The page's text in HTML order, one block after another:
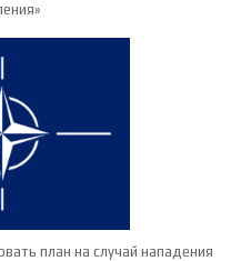
план на случай нападения